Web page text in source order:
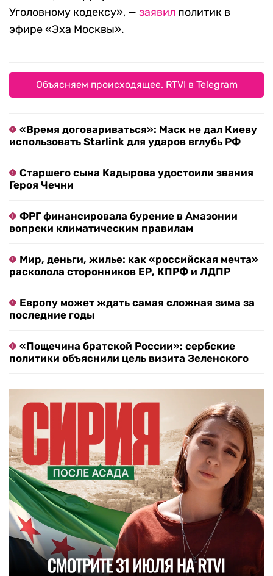
Уголовному кодексу», — заявил политик в
эфире «Эха Москвы».
Объясняем происходящее. RTVI в Telegram
«Время договариваться»: Маск не дал Киеву
использовать Starlink для ударов вглубь РФ
Старшего сына Кадырова удостоили звания
Героя Чечни
ФРГ финансировала бурение в Амазонии
вопреки климатическим правилам
Мир, деньги, жилье: как «российская мечта»
расколола сторонников ЕР, КПРФ и ЛДПР
Европу может ждать самая сложная зима за
последние годы
«Пощечина братской России»: сербские
политики объяснили цель визита Зеленского